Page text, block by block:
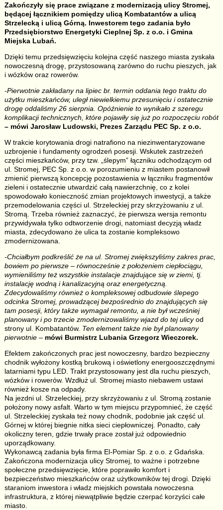
Zakończyły się prace związane z modernizacją ulicy Stromej,
będącej łącznikiem pomiędzy ulicą Kombatantów a ulicą
Strzelecką i ulicą Górną. Inwestorem tego zadania było
Przedsiębiorstwo Energetyki Cieplnej Sp. z o.o. i Gmina
Miejska Lubań.
Dzięki temu przedsięwzięciu kolejna część naszego miasta zyskała
nowoczesną drogę, przystosowaną zarówno do ruchu pieszych, jak
i wózków oraz rowerów.
-Pierwotnie zakładany na lipiec br. termin oddania tego traktu do
użytku mieszkańców, uległ niewielkiemu przesunięciu i ostatecznie
drogę oddaliśmy 26 sierpnia. Opóźnienie to wynikało z szeregu
komplikacji technicznych, które pojawiły się już po rozpoczęciu robót
– mówi Jarosław Ludowski, Prezes Zarządu PEC Sp. z o.o.
W trakcie korytowania drogi natrafiono na niezinwentaryzowane
uzbrojenie i fundamenty ogrodzeń posesji. Wskutek zastrzeżeń
części mieszkańców, przy tzw. „ślepym” łączniku odchodzącym od
ul. Stromej, PEC Sp. z o.o. w porozumieniu z miastem postanowił
zmienić pierwszą koncepcję pozostawienia w łączniku fragmentów
zieleni i ostatecznie utwardzić całą nawierzchnię, co z kolei
spowodowało konieczność zmian projektowych inwestycji, a także
przemodelowania części ul. Strzeleckiej przy skrzyżowaniu z ul.
Stromą. Trzeba również zaznaczyć, że pierwsza wersja remontu
przywidywała tylko odtworzenie drogi, natomiast decyzją władz
miasta, zdecydowano że ulica ta zostanie kompleksowo
zmodernizowana.
-Chciałbym podkreślić że na ul. Stromej zwiększyliśmy zakres prac,
bowiem po pierwsze – równocześnie z położeniem ciepłociągu,
wymieniliśmy też wszystkie instalacje znajdujące się w ziemi, tj.
instalację wodną i kanalizacyjną oraz energetyczną.
Zdecydowaliśmy również o kompleksowej odbudowie ślepego
odcinka Stromej, prowadzącej bezpośrednio do znajdujących się
tam posesji, który także wymagał remontu, a nie był wcześniej
planowany i po trzecie zmodernizowaliśmy wjazd do tej ulicyod
strony ul. Kombatantów. Ten element także nie był planowany
pierwotnie– mówi Burmistrz Lubania Grzegorz Wieczorek.
Efektem zakończonych prac jest nowoczesny, bardzo bezpieczny
chodnik wyłożony kostką brukową i oświetlony energooszczędnymi
latarniami typu LED. Trakt przystosowany jest dla ruchu pieszych,
wózków i rowerów. Wzdłuż ul. Stromej miasto niebawem ustawi
również kosze na odpady.
Na jezdni ul. Strzeleckiej, przy skrzyżowaniu z ul. Stromą zostanie
położony nowy asfalt. Warto w tym miejscu przypomnieć, że część
ul. Strzeleckiej zyskała też nowy chodnik, podobnie jak część ul.
Górnej w której biegnie nitka sieci ciepłowniczej. Ponadto, cały
okoliczny teren, gdzie trwały prace został już odpowiednio
uporządkowany.
Wykonawcą zadania była firma El-Pomiar Sp. z o.o. z Gdańska.
Zakończona modernizacja ulicy Stromej, to ważne i potrzebne
społeczne przedsięwzięcie, które poprawiło komfort i
bezpieczeństwo mieszkańców oraz użytkowników tej drogi. Dzięki
staraniom inwestora i władz miejskich powstała nowoczesna
infrastruktura, z której niewątpliwie będzie czerpać korzyści całe
miasto.